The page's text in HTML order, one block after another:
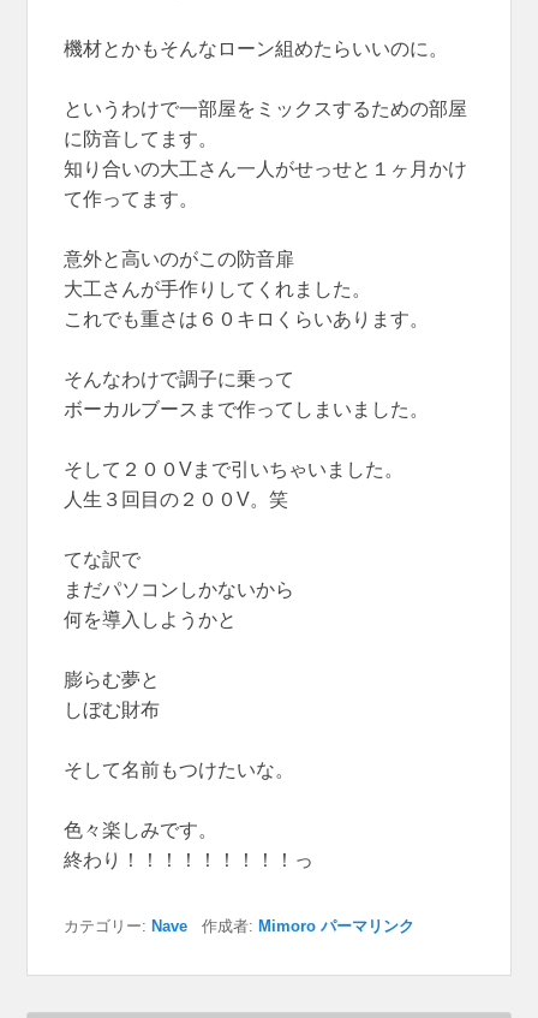
機材とかもそんなローン組めたらいいのに。
というわけで一部屋をミックスするための部屋
に防音してます。
知り合いの大工さん一人がせっせと１ヶ月かけ
て作ってます。
意外と高いのがこの防音扉
大工さんが手作りしてくれました。
これでも重さは６０キロくらいあります。
そんなわけで調子に乗って
ボーカルブースまで作ってしまいました。
そして２００Vまで引いちゃいました。
人生３回目の２００V。笑
てな訳で
まだパソコンしかないから
何を導入しようかと
膨らむ夢と
しぼむ財布
そして名前もつけたいな。
色々楽しみです。
終わり！！！！！！！！！っ
カテゴリー:Nave 作成者:Mimoro パーマリンク